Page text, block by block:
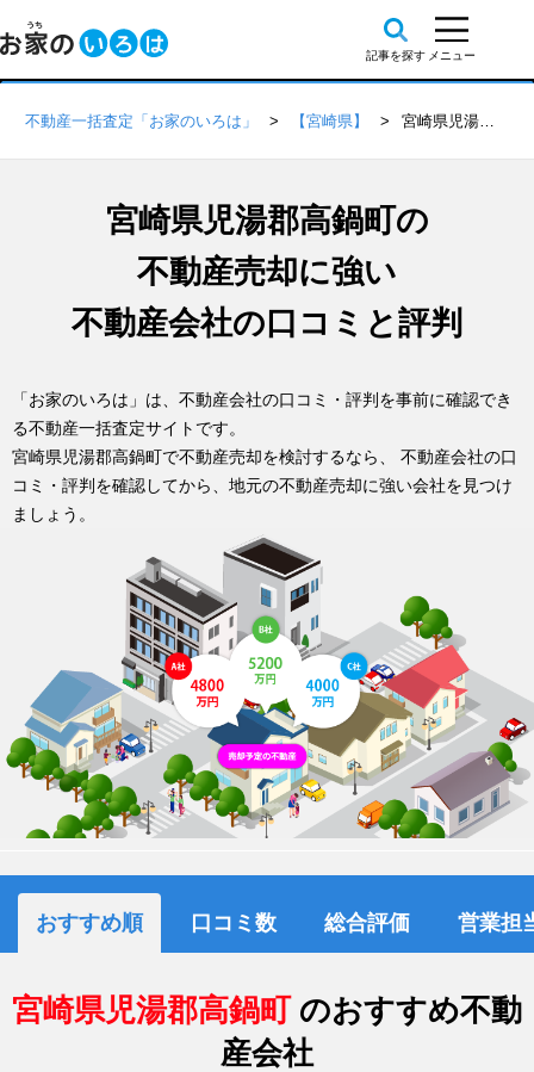
不動産一括査定「お家のいろは」 【宮崎県】 宮崎県児湯郡高鍋町の不動産会社 口コミ・評判一覧
宮崎県児湯郡高鍋町の
不動産売却に強い
不動産会社の口コミと評判
「お家のいろは」は、不動産会社の口コミ・評判を事前に確認でき
る不動産一括査定サイトです。
宮崎県児湯郡高鍋町で不動産売却を検討するなら、 不動産会社の口
コミ・評判を確認してから、地元の不動産売却に強い会社を見つけ
ましょう。
おすすめ順 口コミ数 総合評価 営業担
宮崎県児湯郡高鍋町 のおすすめ不動
産会社